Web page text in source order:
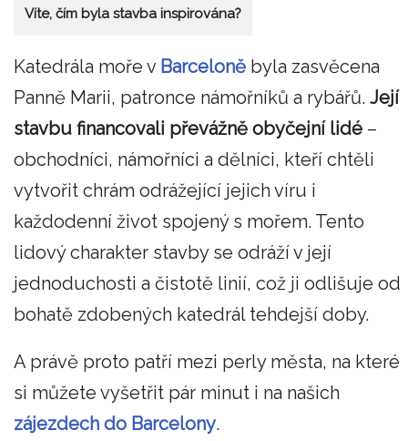
Víte, čím byla stavba inspirována?
Katedrála moře v Barceloně byla zasvěcena
Panně Marii, patronce námořníků a rybářů. Její
stavbu financovali převážně obyčejní lidé –
obchodníci, námořníci a dělníci, kteří chtěli
vytvořit chrám odrážející jejich víru i
každodenní život spojený s mořem. Tento
lidový charakter stavby se odráží v její
jednoduchosti a čistotě linií, což ji odlišuje od
bohatě zdobených katedrál tehdejší doby.
A právě proto patří mezi perly města, na které
si můžete vyšetřit pár minut i na našich
zájezdech do Barcelony.